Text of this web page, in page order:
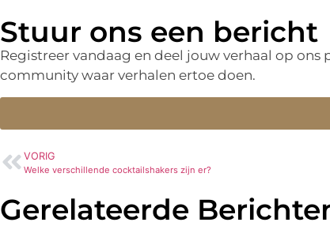
Stuur ons een bericht
Registreer vandaag en deel jouw verhaal op
community waar verhalen ertoe doen.
VORIG
Welke verschillende cocktailshakers zijn er?
Gerelateerde